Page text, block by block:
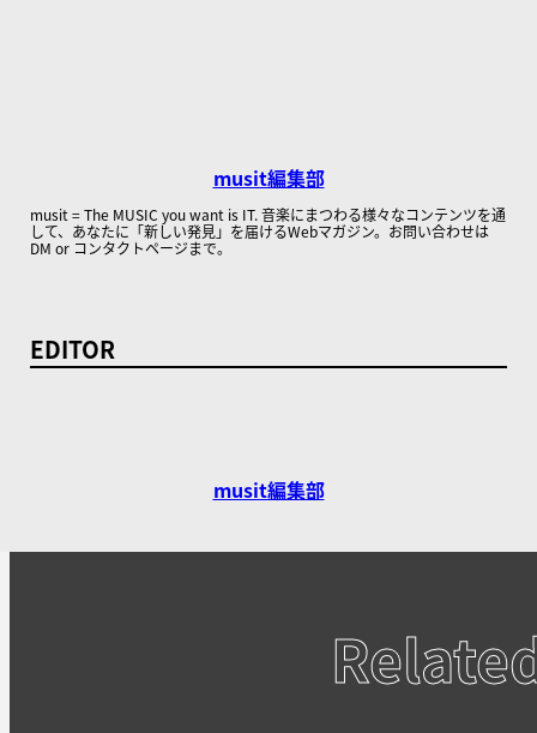
musit編集部
musit = The MUSIC you want is IT. 音楽にまつわる様々なコンテンツを通
して、あなたに「新しい発見」を届けるWebマガジン。お問い合わせは
DM or コンタクトページまで。
EDITOR
musit編集部